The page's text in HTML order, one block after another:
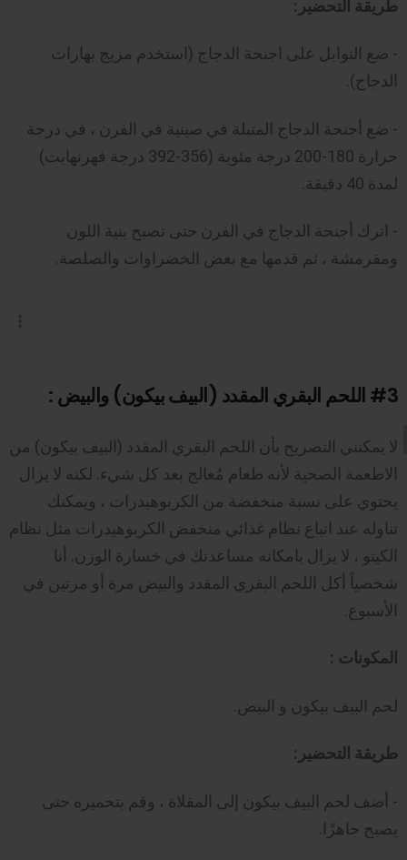
طريقة التحضير:
- ضع التوابل على اجنحة الدجاج (استخدم مزيج بهارات
الدجاج).
- ضع أجنحة الدجاج المتبلة في صينية في الفرن ، في درجة
حرارة 180-200 درجة مئوية (356-392 درجة فهرنهايت)
لمدة 40 دقيقة.
- اترك أجنحة الدجاج في الفرن حتى تصبح بنية اللون
ومقرمشة ، ثم قدمها مع بعض الخضراوات والصلصة.
#3 اللحم البقري المقدد (البيف بيكون) والبيض :
لا يمكنني التصريح بأن اللحم البقري المقدد (البيف بيكون) من
الاطعمة الصحية لأنه طعام مُعالج بعد كل شيء. لكنه لا يزال
يحتوي على نسبة منخفضة من الكربوهيدرات ، ويمكنك
تناوله عند اتباع نظام غذائي منخفض الكربوهيدرات مثل نظام
الكيتو ، لا يزال بامكانه مساعدتك في خسارة الوزن. أنا
شخصياً أكل اللحم البقري المقدد والبيض مرة أو مرتين في
الأسبوع.
المكونات :
لحم البيف بيكون و البيض.
طريقة التحضير:
- أضف لحم البيف بيكون إلى المقلاة ، وقم بتحميره حتى
يصبح جاهزًا.